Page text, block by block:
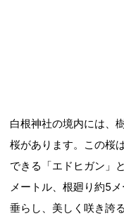
白根神社の境内には、
桜があります。この桜
できる「エドヒガン」
メートル、根廻り約5
垂らし、美しく咲き誇